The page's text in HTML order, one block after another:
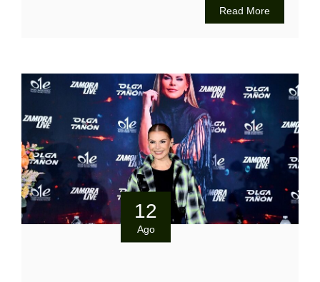
Read More
12
Ago